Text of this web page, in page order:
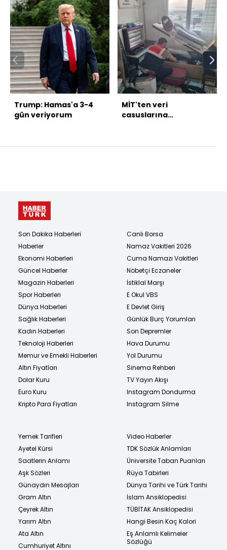
Trump: Hamas'a 3-4
gün veriyorum
MİT'ten veri
casuslarına
Son Dakika Haberleri
Haberler
Ekonomi Haberleri
Güncel Haberler
Magazin Haberleri
Spor Haberleri
Dünya Haberleri
Sağlık Haberleri
Kadın Haberleri
Teknoloji Haberleri
Memur ve Emekli Haberleri
Altın Fiyatları
Dolar Kuru
Euro Kuru
Kripto Para Fiyatları
Canlı Borsa
Namaz Vakitleri 2026
Cuma Namazı Vakitleri
Nöbetçi Eczaneler
İstiklal Marşı
E Okul VBS
E Devlet Giriş
Günlük Burç Yorumları
Son Depremler
Hava Durumu
Yol Durumu
Sinema Rehberi
TV Yayın Akışı
Instagram Dondurma
Instagram Silme
Yemek Tarifleri
Ayetel Kürsi
Saatlerin Anlamı
Aşk Sözleri
Günaydın Mesajları
Gram Altın
Çeyrek Altın
Yarım Altın
Ata Altın
Cumhuriyet Altını
Video Haberler
TDK Sözlük Anlamları
Üniversite Taban Puanları
Rüya Tabirleri
Dünya Tarihi ve Türk Tarihi
İslam Ansiklopedisi
TÜBİTAK Ansiklopedisi
Hangi Besin Kaç Kalori
Eş Anlamlı Kelimeler
Sözlüğü